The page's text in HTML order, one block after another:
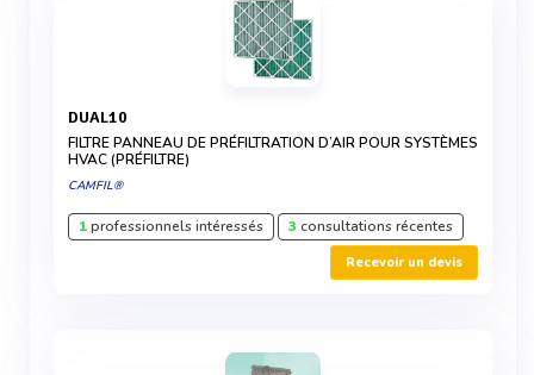
DUAL10
FILTRE PANNEAU DE PRÉFILTRATION D’AIR POUR SYSTÈMES
HVAC (PRÉFILTRE)
CAMFIL®
1professionnels intéressés 3 consultations récentes
Recevoir un devis